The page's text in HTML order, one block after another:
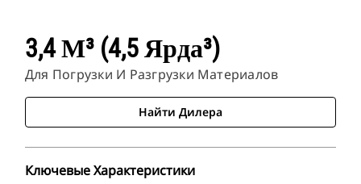
3,4 М³ (4,5 Ярда³)
Для Погрузки И Разгрузки Материалов
Найти Дилера
Ключевые Характеристики